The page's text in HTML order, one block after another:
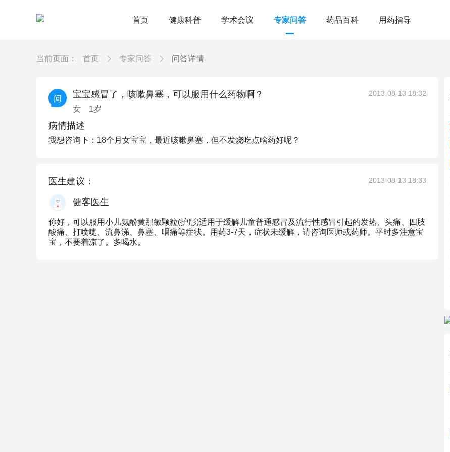
首页 健康科普 学术会议 专家问答 药品百科 用药指导
当前页面： 首页 专家问答 问答详情
宝宝感冒了，咳嗽鼻塞，可以服用什么药物啊？
女 1岁
2013-08-13 18:32
病情描述
我想咨询下：18个月女宝宝，最近咳嗽鼻塞，但不发烧吃点啥药好呢？
医生建议： 2013-08-13 18:33
健客医生
你好，可以服用小儿氨酚黄那敏颗粒(护彤)适用于缓解儿童普通感冒及流行性感冒引起的发热、头痛、四肢
酸痛、打喷嚏、流鼻涕、鼻塞、咽痛等症状。用药3-7天，症状未缓解，请咨询医师或药师。平时多注意宝
宝，不要着凉了。多喝水。